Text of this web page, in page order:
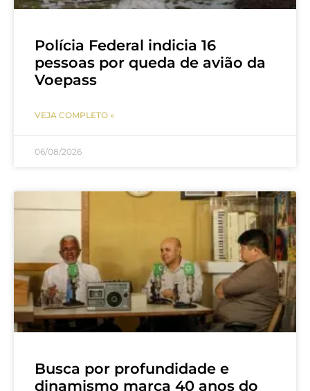
Polícia Federal indicia 16
pessoas por queda de avião da
Voepass
VEJA COMPLETO »
06/08/2026
Busca por profundidade e
dinamismo marca 40 anos do